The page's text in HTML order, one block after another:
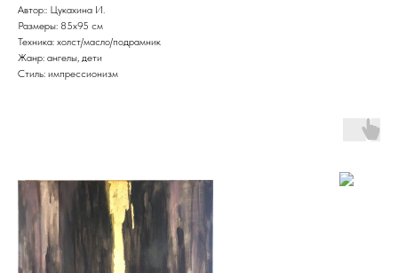
Автор:: Цукахина И.
Размеры: 85х95 см
Техника: холст/масло/подрамник
Жанр: ангелы, дети
Стиль: импрессионизм